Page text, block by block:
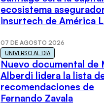
ecosistema
insurtech de América
07 DE AGOSTO 2026
UNIVERSO AL DÍA
Nuevo documental de
Alberdi lidera la lista
recomendaciones de
Fernando Zavala